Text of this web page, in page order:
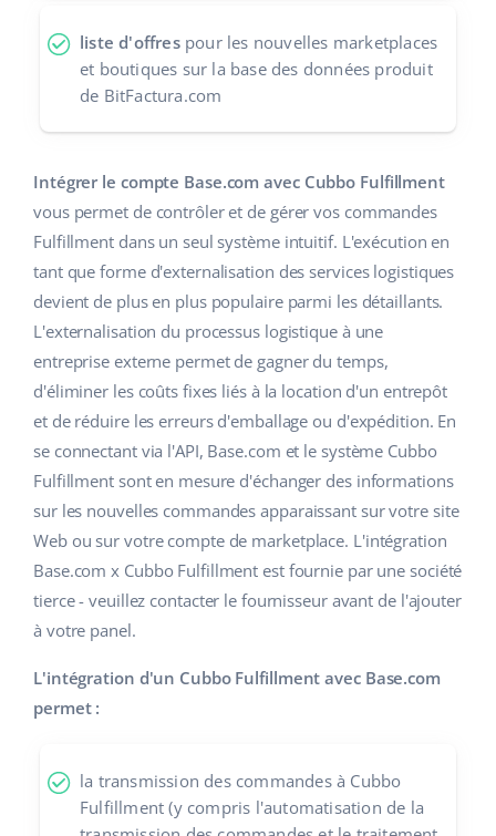
liste d'offrespour les nouvelles marketplaces
et boutiques sur la base des données produit
de BitFactura.com
Intégrer le compte Base.com avec Cubbo Fulfillment
vous permet de contrôler et de gérer vos commandes
Fulfillment dans un seul système intuitif. L'exécution en
tant que forme d'externalisation des services logistiques
devient de plus en plus populaire parmi les détaillants.
L'externalisation du processus logistique à une
entreprise externe permet de gagner du temps,
d'éliminer les coûts fixes liés à la location d'un entrepôt
et de réduire les erreurs d'emballage ou d'expédition. En
se connectant via l'API, Base.com et le système Cubbo
Fulfillment sont en mesure d'échanger des informations
sur les nouvelles commandes apparaissant sur votre site
Web ou sur votre compte de marketplace. L'intégration
Base.com x Cubbo Fulfillment est fournie par une société
tierce - veuillez contacter le fournisseur avant de l'ajouter
à votre panel.
L'intégration d'un Cubbo Fulfillment avec Base.com
permet :
la transmission des commandes à Cubbo
Fulfillment (y compris l'automatisation de la